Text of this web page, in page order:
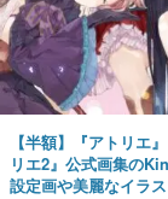
【半額】『アトリエ
リエ2』公式画集の
設定画や美麗なイラ